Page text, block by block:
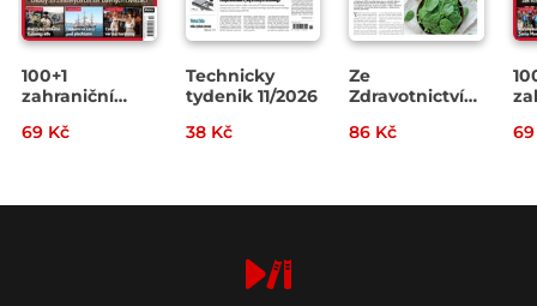
100+1
zahraniční
14/2026
69 Kč
Technicky
tydenik 11/2026
38 Kč
Ze
Zdravotnictví
86 Kč